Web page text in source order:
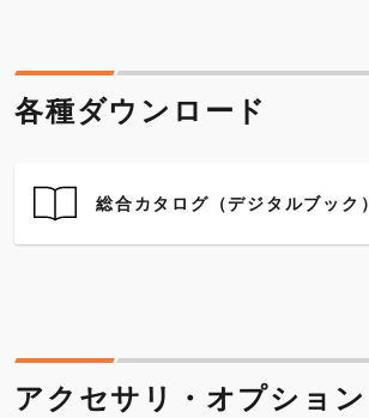
各種ダウンロード
総合カタログ（デジタルブック）
アクセサリ・オプション